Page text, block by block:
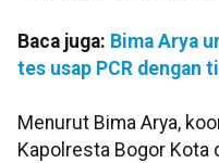
Baca juga: Bima Arya
tes usap PCR dengan
Menurut Bima Arya,
Kapolresta Bogor Kota